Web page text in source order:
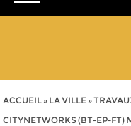
ACCUEIL» LA VILLE»
CITYNETWORKS (BT-EP-FT)